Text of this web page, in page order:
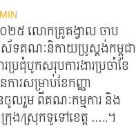
២០២៥​ លោកគ្រូគង្វាល​ ចាប​
ទគណៈនិកាយប្រូស្តង់កម្ពុជា​
ប្រជុំបូកសរុបការងារប្រចាំខែ​
រសម្រាប់ខែកញ្ញា​
ចូល​រួម​ ពីគណៈកម្មការ​ និង
ង/ស្រុកទូទៅខេត្ត​ …..។